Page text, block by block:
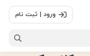
ورود | ثبت نام